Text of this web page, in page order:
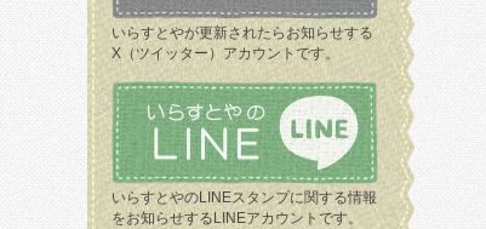
いらすとやが更新されたらお知らせする
X（ツイッター）アカウントです。
いらすとやのLINEスタンプに関する情報
をお知らせするLINEアカウントです。